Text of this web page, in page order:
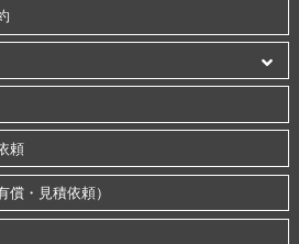
頼
償・見積依頼）